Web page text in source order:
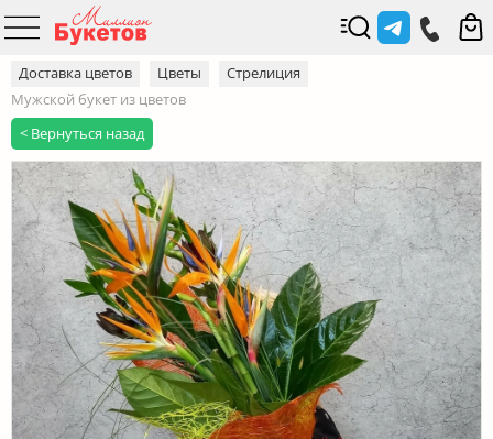
Доставка цветов Цветы
Стрелиция
Мужской букет из цветов
< Вернуться назад